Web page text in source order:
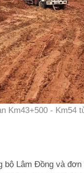
Km43+500 - Km54
Lâm Đồng và